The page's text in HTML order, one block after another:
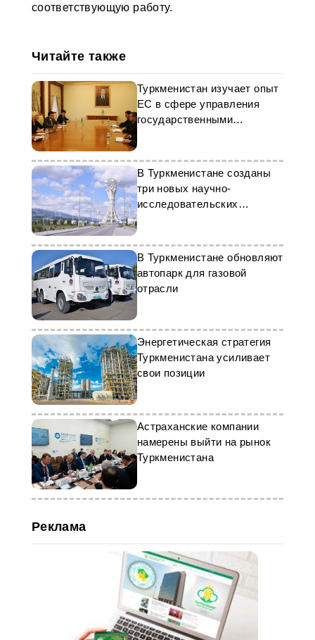
соответствующую работу.
Читайте также
Туркменистан изучает опыт
ЕС в сфере управления
государственными
В Туркменистане созданы
три новых научно-
исследовательских
института сельского
хозяйства
В Туркменистане обновляют
автопарк для газовой
отрасли
Энергетическая стратегия
Туркменистана усиливает
свои позиции
Астраханские компании
намерены выйти на рынок
Туркменистана
Реклама